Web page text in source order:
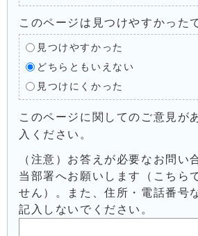
このページは見つけやすかった
見つけやすかった
どちらともいえない
見つけにくかった
このページに関してのご意見が
入ください。
（注意）お答えが必要なお問い
当部署へお願いします（こちら
せん）。また、住所・電話番号
記入しないでください。